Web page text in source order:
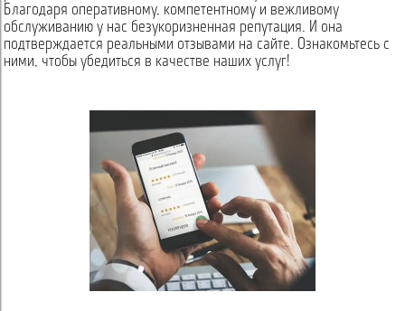
Благодаря оперативному, компетентному и вежливому
обслуживанию у нас безукоризненная репутация. И она
подтверждается реальными отзывами на сайте. Ознакомьтесь с
ними, чтобы убедиться в качестве наших услуг!